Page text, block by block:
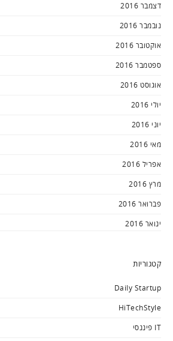
דצמבר 2016
נובמבר 2016
אוקטובר 2016
ספטמבר 2016
אוגוסט 2016
יולי 2016
יוני 2016
מאי 2016
אפריל 2016
מרץ 2016
פברואר 2016
ינואר 2016
קטגוריות
Daily Startup
HiTechStyle
IT פיננסי